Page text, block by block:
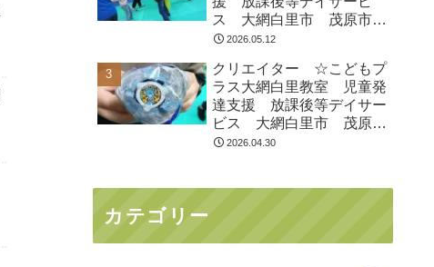
ス 大網白里市 茂原市
白子町
2026.05.12
クリエイター ☆こどもプ
ラス大網白里教室 児童発
達支援 放課後等デイサー
ビス 大網白里市 茂原
市 白子町
2026.04.30
カテゴリー